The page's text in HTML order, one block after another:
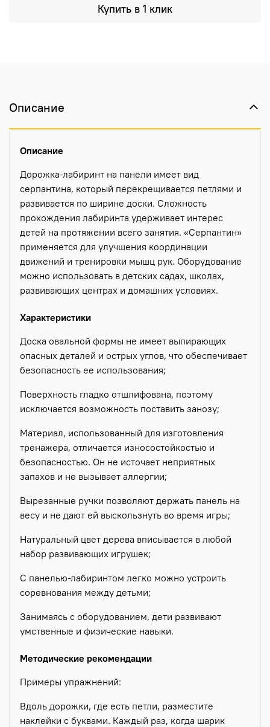
Купить в 1 клик
Описание
Описание
Дорожка-лабиринт на панели имеет вид
серпантина, который перекрещивается петлями и
развивается по ширине доски. Сложность
прохождения лабиринта удерживает интерес
детей на протяжении всего занятия. «Серпантин»
применяется для улучшения координации
движений и тренировки мышц рук. Оборудование
можно использовать в детских садах, школах,
развивающих центрах и домашних условиях.
Характеристики
Доска овальной формы не имеет выпирающих
опасных деталей и острых углов, что обеспечивает
безопасность ее использования;
Поверхность гладко отшлифована, поэтому
исключается возможность поставить занозу;
Материал, использованный для изготовления
тренажера, отличается износостойкостью и
безопасностью. Он не источает неприятных
запахов и не вызывает аллергии;
Вырезанные ручки позволяют держать панель на
весу и не дают ей выскользнуть во время игры;
Натуральный цвет дерева вписывается в любой
набор развивающих игрушек;
С панелью-лабиринтом легко можно устроить
соревнования между детьми;
Занимаясь с оборудованием, дети развивают
умственные и физические навыки.
Методические рекомендации
Примеры упражнений:
Вдоль дорожки, где есть петли, разместите
наклейки с буквами. Каждый раз, когда шарик